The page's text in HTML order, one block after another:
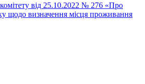
від 25.10.2022 № 276 «Про
щодо визначення місця проживання